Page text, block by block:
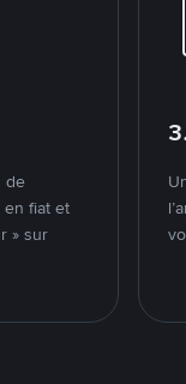
de
en fiat et
» sur